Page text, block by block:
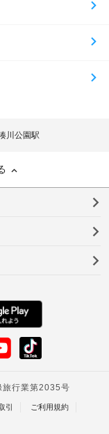
川公園駅